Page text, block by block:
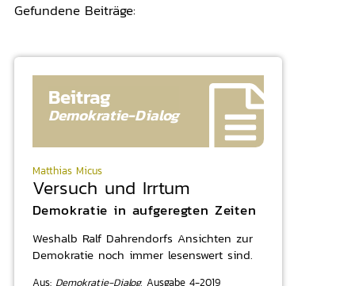
Gefundene Beiträge:
Beitrag
Demokratie-Dialog
Matthias Micus
Versuch und Irrtum
Demokratie in aufgeregten Zeiten
Weshalb Ralf Dahrendorfs Ansichten zur
Demokratie noch immer lesenswert sind.
Aus: Demokratie-Dialog, Ausgabe 4-2019